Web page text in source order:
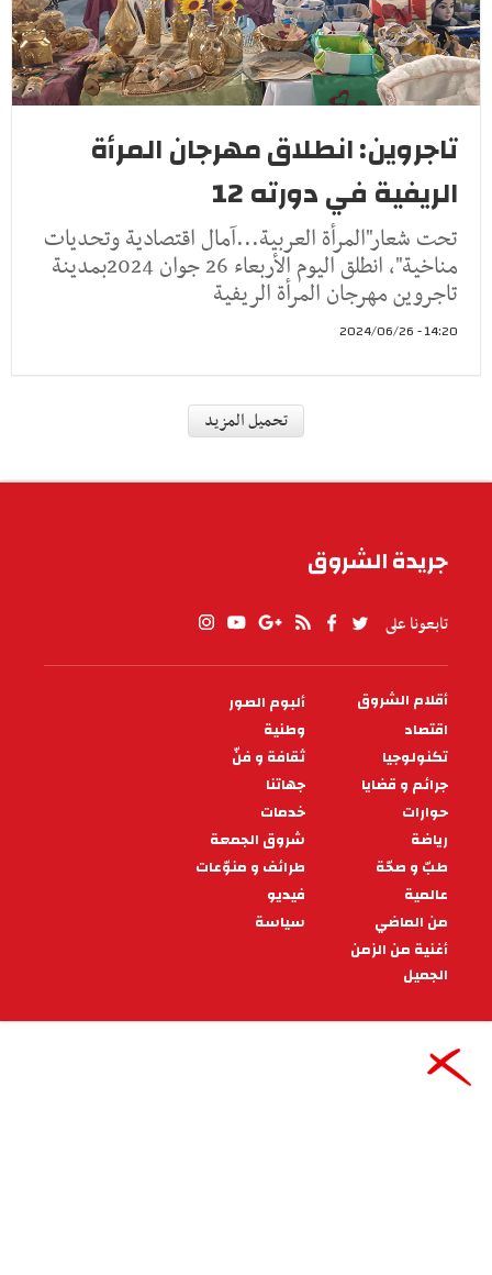
تاجروين: انطلاق مهرجان المرأة
الريفية في دورته 12
تحت شعار"المرأة العربية...آمال اقتصادية وتحديات
مناخية"، انطلق اليوم الأربعاء 26 جوان 2024بمدينة
تاجروين مهرجان المرأة الريفية
14:20 - 2024/06/26
تاجروين: تتويج مسرحية "في أعماق
البحار" في المهرجان الجهوي
للمسرح
تحصلت مسرحية "في أعماق البحار" لدار الثقافة
بتاجروين على أفضل عمل جماعي متكامل موجه
للأطفال في المهرجان الجهوي للمسرح بدور الثق
12:52 - 2024/06/25
جهاتنا